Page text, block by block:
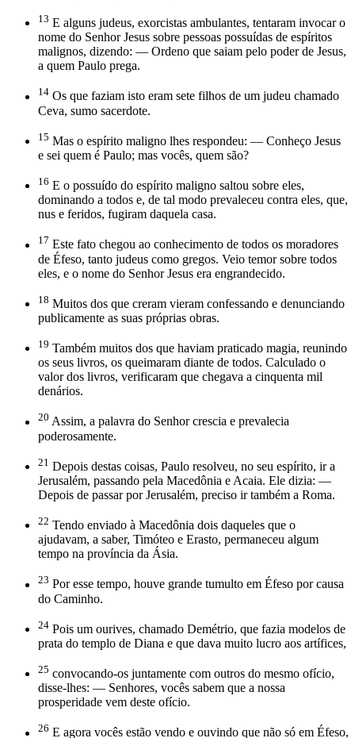
13 E alguns judeus, exorcistas ambulantes, tentaram invocar o
nome do Senhor Jesus sobre pessoas possuídas de espíritos
malignos, dizendo: — Ordeno que saiam pelo poder de Jesus,
a quem Paulo prega.
14 Os que faziam isto eram sete filhos de um judeu chamado
Ceva, sumo sacerdote.
15 Mas o espírito maligno lhes respondeu: — Conheço Jesus
e sei quem é Paulo; mas vocês, quem são?
16 E o possuído do espírito maligno saltou sobre eles,
dominando a todos e, de tal modo prevaleceu contra eles, que,
nus e feridos, fugiram daquela casa.
17 Este fato chegou ao conhecimento de todos os moradores
de Éfeso, tanto judeus como gregos. Veio temor sobre todos
eles, e o nome do Senhor Jesus era engrandecido.
18 Muitos dos que creram vieram confessando e denunciando
publicamente as suas próprias obras.
19 Também muitos dos que haviam praticado magia, reunindo
os seus livros, os queimaram diante de todos. Calculado o
valor dos livros, verificaram que chegava a cinquenta mil
denários.
20 Assim, a palavra do Senhor crescia e prevalecia
poderosamente.
21 Depois destas coisas, Paulo resolveu, no seu espírito, ir a
Jerusalém, passando pela Macedônia e Acaia. Ele dizia: —
Depois de passar por Jerusalém, preciso ir também a Roma.
22 Tendo enviado à Macedônia dois daqueles que o
ajudavam, a saber, Timóteo e Erasto, permaneceu algum
tempo na província da Ásia.
23 Por esse tempo, houve grande tumulto em Éfeso por causa
do Caminho.
24 Pois um ourives, chamado Demétrio, que fazia modelos de
prata do templo de Diana e que dava muito lucro aos artífices,
25 convocando-os juntamente com outros do mesmo ofício,
disse-lhes: — Senhores, vocês sabem que a nossa
prosperidade vem deste ofício.
26 E agora vocês estão vendo e ouvindo que não só em Éfeso,